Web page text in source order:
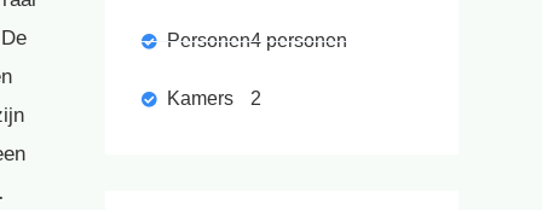
Personen
Kamers
4 personen
2